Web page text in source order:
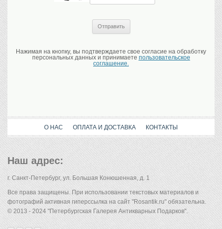
Нажимая на кнопку, вы подтверждаете свое согласие на обработку
персональных данных и принимаете пользовательское
соглашение.
О НАС ОПЛАТА И ДОСТАВКА КОНТАКТЫ
Наш адрес:
г. Санкт-Петербург, ул. Большая Конюшенная, д. 1
Все права защищены. При использовании текстовых материалов и
фотографий активная гиперссылка на сайт "Rosantik.ru" обязательна.
© 2013 - 2024 "Петербургская Галерея Антикварных Подарков".